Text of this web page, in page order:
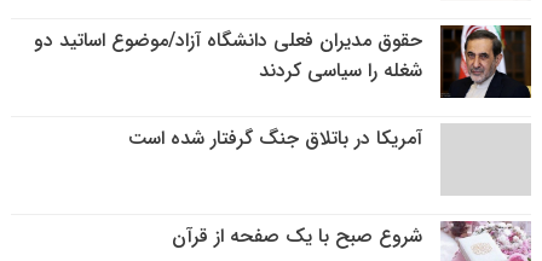
حقوق مدیران فعلی دانشگاه آزاد/موضوع اساتید دو
شغله را سیاسی کردند
آمریکا در باتلاق جنگ گرفتار شده است
شروع صبح با یک صفحه از قرآن